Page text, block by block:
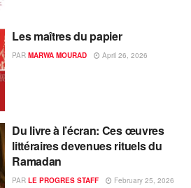
Les maîtres du papier
PAR MARWA MOURAD April 26, 2026
Du livre à l’écran: Ces œuvres
littéraires devenues rituels du
Ramadan
PAR LE PROGRES STAFF February 25, 2026